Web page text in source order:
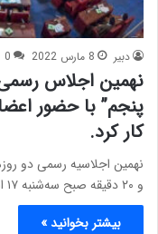
دبیر 8 مارس 2022 0
نهمین اجلاس
پنجم” با حضور
کار کرد.
و ۲۰ دقیقه صبح سه‌شنبه ۱۷ اسفندماه…
بیشتر بخوانید »